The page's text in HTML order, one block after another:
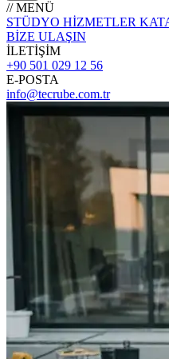
// MENÜ
STÜDYO HİZMETLER
BİZE ULAŞIN
İLETİŞİM
+90 501 029 12 56
E-POSTA
info@tecrube.com.tr